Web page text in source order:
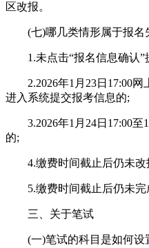
区改报。
(七)哪几类情形属于报名
1.未点击“报名信息确认”
2.2026年1月23日17:00网
进入系统提交报考信息的;
3.2026年1月24日17:00至1
的;
4.缴费时间截止后仍未改
5.缴费时间截止后仍未完
三、关于笔试
(一)笔试的科目是如何设